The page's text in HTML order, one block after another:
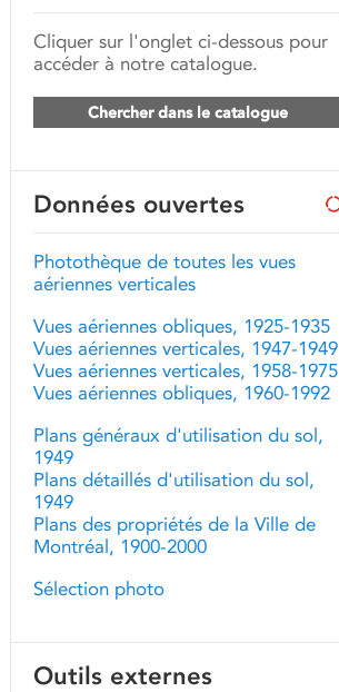
Cliquer sur l'onglet ci-dessous pour
accéder à notre catalogue.
Chercher dans le catalogue
Données ouvertes
Photothèque de toutes les vues
aériennes verticales
Vues aériennes obliques, 1925-1935
Vues aériennes verticales, 1947-1949
Vues aériennes verticales, 1958-1975
Vues aériennes obliques, 1960-1992
Plans généraux d'utilisation du sol,
1949
Plans détaillés d'utilisation du sol,
1949
Plans des propriétés de la Ville de
Montréal, 1900-2000
Sélection photo
Outils externes